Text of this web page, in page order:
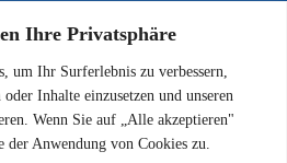
Ihre Privatsphäre
um Ihr Surferlebnis zu verbessern,
Inhalte einzusetzen und unseren
Wenn Sie auf „Alle akzeptieren"
Anwendung von Cookies zu.
INFOS
Impressum
Datenschutz
Kontakt